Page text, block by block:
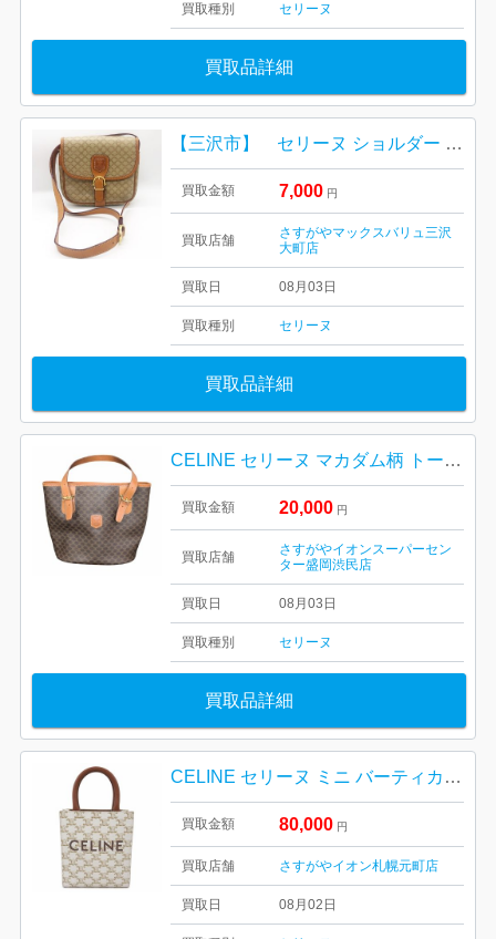
買取種別 セリーヌ
買取品詳細
【三沢市】 セリーヌ ショルダー をお買取り致しました！
買取金額 7,000 円
買取店舗
さすがやマックスバリュ三沢
大町店
買取日 08月03日
買取種別 セリーヌ
買取品詳細
CELINE セリーヌ マカダム柄 トートバッグ
買取金額 20,000 円
買取店舗
さすがやイオンスーパーセン
ター盛岡渋民店
買取日 08月03日
買取種別 セリーヌ
買取品詳細
CELINE セリーヌ ミニ バーティカルカバ トリオンフ 2WAY ハンドバッグ レディース 194372BZK 札幌市 東区 元町
買取金額 80,000 円
買取店舗 さすがやイオン札幌元町店
買取日 08月02日